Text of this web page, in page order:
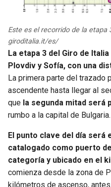
Este es el recorrido de la etapa
giroditalia.it/es/
La etapa 3 del Giro de
Plovdiv y Sofía, con una
La primera parte del trazado
ascendente hasta llegar al
que la segunda mitad será
rumbo a la capital de Bulgaria.
El punto clave del día será
catalogado como puerto
categoría y ubicado en el
comienza desde la zona de
kilómetros de ascenso,